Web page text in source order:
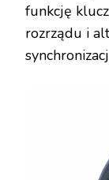
funkcję
rozrządu i